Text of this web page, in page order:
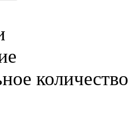
количество